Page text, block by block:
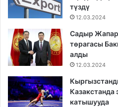
түздү
12.03.2024
Садыр
төрагасы
алды
12.03.2024
катышууда